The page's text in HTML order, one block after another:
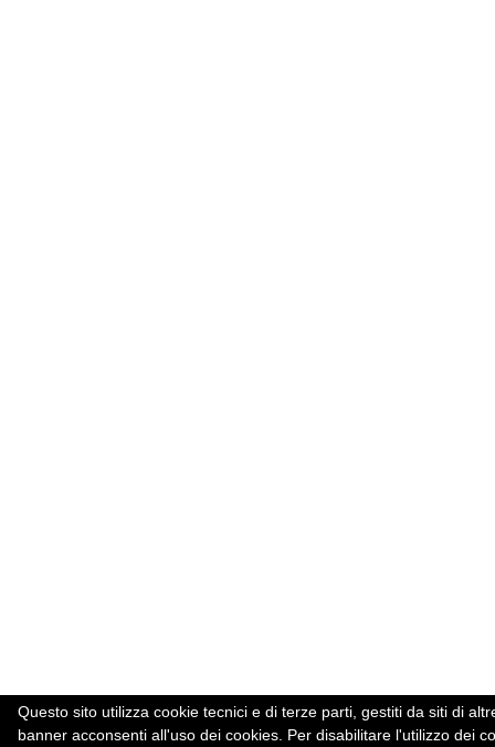
Questo sito utilizza cookie tecnici e di terze parti, gestiti da siti di
banner acconsenti all'uso dei cookies. Per disabilitare l'utilizzo dei